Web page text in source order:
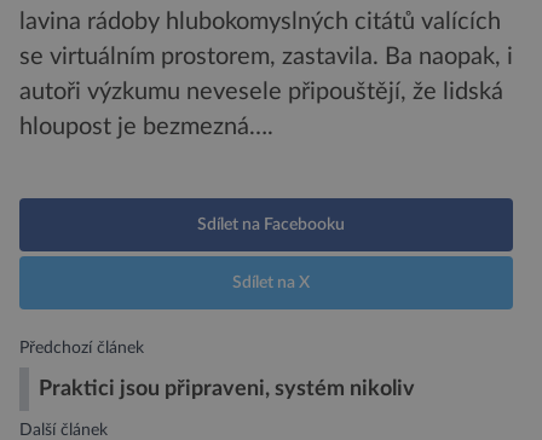
lavina rádoby hlubokomyslných citátů valících
se virtuálním prostorem, zastavila. Ba naopak, i
autoři výzkumu nevesele připouštějí, že lidská
hloupost je bezmezná….
Sdílet na Facebooku
Sdílet na X
Předchozí článek
Praktici jsou připraveni, systém nikoliv
Další článek